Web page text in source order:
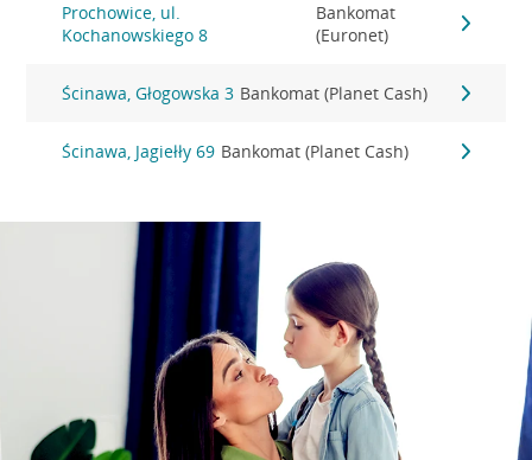
Prochowice, ul.
Kochanowskiego 8
Bankomat
(Euronet)
Ścinawa, Głogowska 3 Bankomat (Planet Cash)
Ścinawa, Jagiełły 69 Bankomat (Planet Cash)